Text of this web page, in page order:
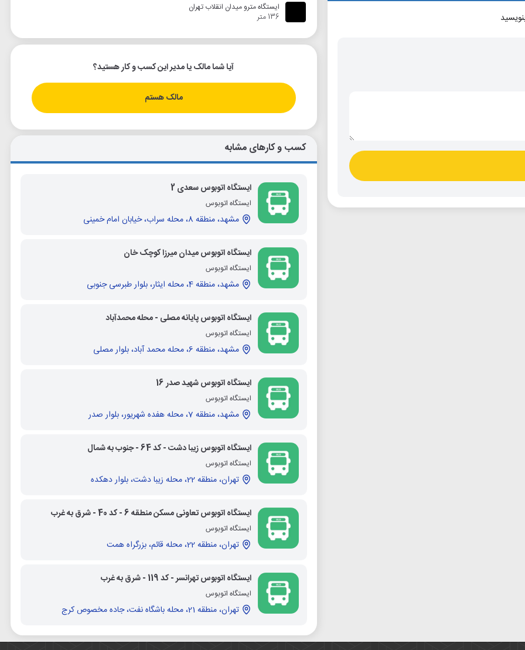
ایستگاه مترو میدان انقلاب تهران
136 متر
آیا شما مالک یا مدیر این کسب و کار هستید؟
مالک هستم
کسب و کارهای مشابه
ایستگاه اتوبوس سعدی 2
ایستگاه اتوبوس
مشهد، منطقه 8، محله سراب، خیابان امام خمینی
ایستگاه اتوبوس میدان میرزا کوچک خان
ایستگاه اتوبوس
مشهد، منطقه 4، محله ایثار، بلوار طبرسی جنوبی
ایستگاه اتوبوس پایانه مصلی - محله محمدآباد
ایستگاه اتوبوس
مشهد، منطقه 6، محله محمد آباد، بلوار مصلی
ایستگاه اتوبوس شهید صدر 16
ایستگاه اتوبوس
مشهد، منطقه 7، محله هفده شهریور، بلوار صدر
ایستگاه اتوبوس زیبا دشت - کد 64 - جنوب به شمال
ایستگاه اتوبوس
تهران، منطقه 22، محله زیبا دشت، بلوار دهکده
ایستگاه اتوبوس تعاونی مسکن منطقه 6 - کد 40 - شرق به غرب
ایستگاه اتوبوس
تهران، منطقه 22، محله قائم، بزرگراه همت
ایستگاه اتوبوس تهرانسر - کد 119 - شرق به غرب
ایستگاه اتوبوس
تهران، منطقه 21، محله باشگاه نفت، جاده مخصوص کرج